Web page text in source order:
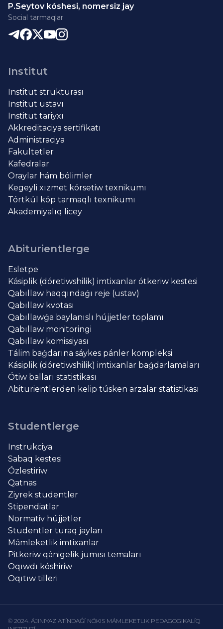
P.Seytov kóshesi, nomersiz jay
Social tarmaqlar
Institut
Institut strukturası
Institut ustavı
Institut tariyxı
Akkreditaciya sertifikatı
Administraciya
Fakultetler
Kafedralar
Oraylar hám bólimler
Kegeyli xızmet kórsetiw texnikumı
Tórtkúl kóp tarmaqlı texnikumı
Akademiyalıq licey
Abiturientlerge
Esletpe
Kásiplik (dóretiwshilik) imtixanlar ótkeriw kestesi
Qabıllaw haqqındaǵı reje (ustav)
Qabıllaw kvotası
Qabıllawǵa baylanıslı hújjetler toplamı
Qabıllaw monitoringi
Qabıllaw komissiyası
Tálim baǵdarına sáykes pánler kompleksi
Kásiplik (dóretiwshilik) imtixanlar baǵdarlamaları
Ótiw balları statistikası
Abiturientlerden kelip túsken arzalar statistikası
Studentlerge
Instrukciya
Sabaq kestesi
Ózlestiriw
Qatnas
Ziyrek studentler
Stipendiatlar
Normativ hújjetler
Studentler turaq jayları
Mámleketlik imtixanlar
Pitkeriw qánigelik jumısı temaları
Oqıwdı kóshiriw
Oqıtıw tilleri
© 2024. ÁJINIYAZ ATÍNDAǴÍ NÓKIS MÁMLEKETLIK PEDAGOGIKALÍQ